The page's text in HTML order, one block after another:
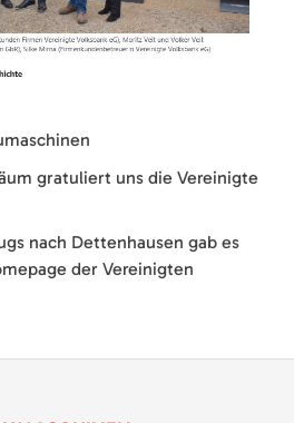
gratuliert uns die Vereinigte
nach Dettenhausen gab es
der Vereinigten